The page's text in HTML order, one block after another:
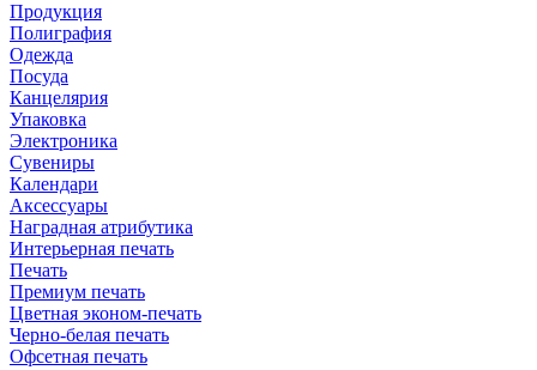
Продукция
Полиграфия
Одежда
Посуда
Канцелярия
Упаковка
Электроника
Сувениры
Календари
Аксессуары
Наградная атрибутика
Интерьерная печать
Печать
Премиум печать
Цветная эконом-печать
Черно-белая печать
Офсетная печать